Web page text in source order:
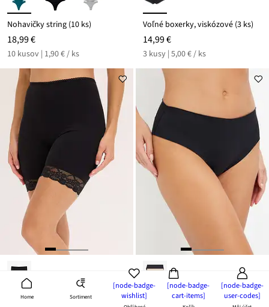
Home Sortiment
[node-badge-
wishlist]
[node-badge-
cart-items]
[node-badge-
user-codes]
Nohavičky string (10 ks)
18,99 €
10 kusov | 1,90 € / ks
Voľné boxerky, viskózové (3 ks)
14,99 €
3 kusy | 5,00 € / ks